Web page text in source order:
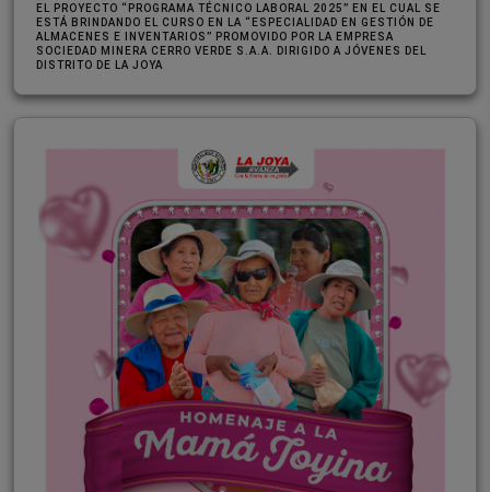
EL PROYECTO “PROGRAMA TÉCNICO LABORAL 2025” EN EL CUAL SE
ESTÁ BRINDANDO EL CURSO EN LA “ESPECIALIDAD EN GESTIÓN DE
ALMACENES E INVENTARIOS” PROMOVIDO POR LA EMPRESA
SOCIEDAD MINERA CERRO VERDE S.A.A. DIRIGIDO A JÓVENES DEL
DISTRITO DE LA JOYA